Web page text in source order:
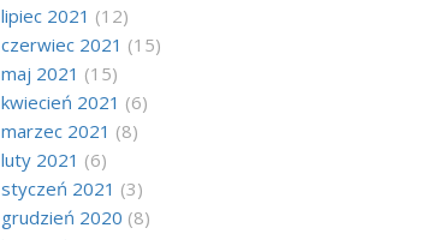
lipiec 2021 (12)
czerwiec 2021 (15)
maj 2021 (15)
kwiecień 2021 (6)
marzec 2021 (8)
luty 2021 (6)
styczeń 2021 (3)
grudzień 2020 (8)